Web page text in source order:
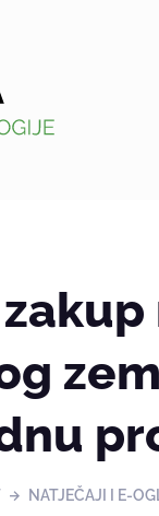
NATJEČAJI I E-